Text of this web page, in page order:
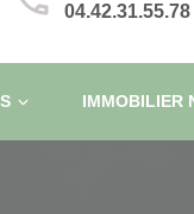
04.42.31.55.78
IMMOBILIER